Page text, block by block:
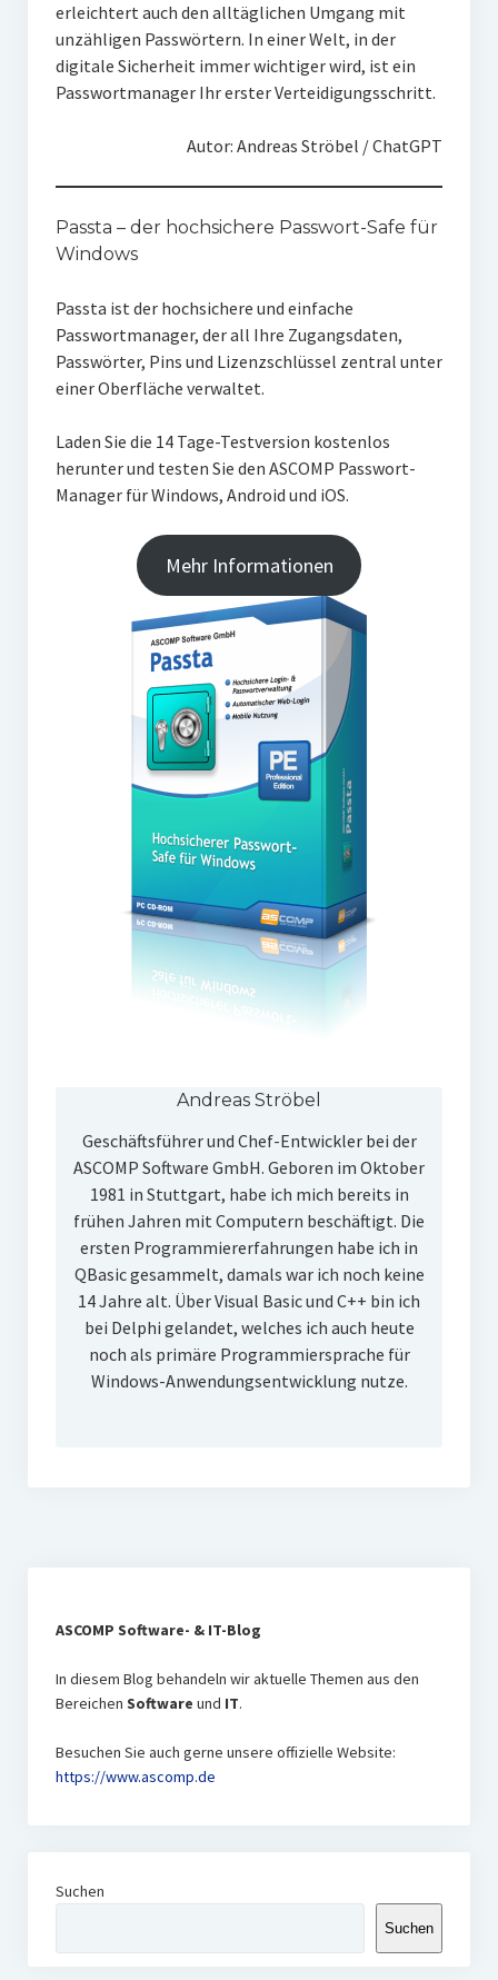
erleichtert auch den alltäglichen Umgang mit
unzähligen Passwörtern. In einer Welt, in der
digitale Sicherheit immer wichtiger wird, ist ein
Passwortmanager Ihr erster Verteidigungsschritt.
Autor: Andreas Ströbel / ChatGPT
Passta – der hochsichere Passwort-Safe für
Windows
Passta ist der hochsichere und einfache
Passwortmanager, der all Ihre Zugangsdaten,
Passwörter, Pins und Lizenzschlüssel zentral unter
einer Oberfläche verwaltet.
Laden Sie die 14 Tage-Testversion kostenlos
herunter und testen Sie den ASCOMP Passwort-
Manager für Windows, Android und iOS.
Mehr Informationen
Andreas Ströbel
Geschäftsführer und Chef-Entwickler bei der
ASCOMP Software GmbH. Geboren im Oktober
1981 in Stuttgart, habe ich mich bereits in
frühen Jahren mit Computern beschäftigt. Die
ersten Programmiererfahrungen habe ich in
QBasic gesammelt, damals war ich noch keine
14 Jahre alt. Über Visual Basic und C++ bin ich
bei Delphi gelandet, welches ich auch heute
noch als primäre Programmiersprache für
Windows-Anwendungsentwicklung nutze.
ASCOMP Software- & IT-Blog
In diesem Blog behandeln wir aktuelle Themen aus den
Bereichen Software und IT.
Besuchen Sie auch gerne unsere offizielle Website:
https://www.ascomp.de
Suchen
Suchen